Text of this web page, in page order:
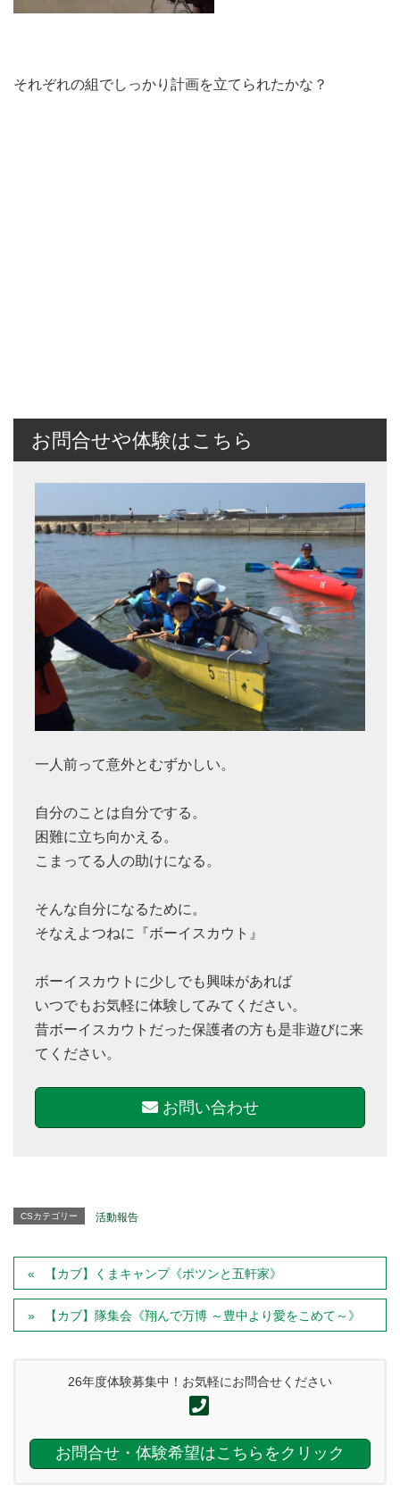
それぞれの組でしっかり計画を立てられたかな？
お問合せや体験はこちら
一人前って意外とむずかしい。
自分のことは自分でする。
困難に立ち向かえる。
こまってる人の助けになる。
そんな自分になるために。
そなえよつねに『ボーイスカウト』
ボーイスカウトに少しでも興味があれば
いつでもお気軽に体験してみてください。
昔ボーイスカウトだった保護者の方も是非遊びに来
てください。
お問い合わせ
CSカテゴリー 活動報告
【カブ】くまキャンプ《ポツンと五軒家》
【カブ】隊集会《翔んで万博 ～豊中より愛をこめて～》
26年度体験募集中！お気軽にお問合せください
お問合せ・体験希望はこちらをクリック